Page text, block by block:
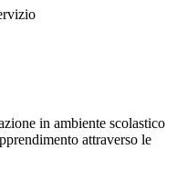
in ambiente scolastico
attraverso le